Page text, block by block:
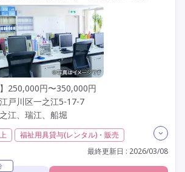
】250,000円〜350,000円
戸川区一之江5-17-7
江、瑞江、船堀
福祉用具貸与(レンタル)・販売
日勤のみ
夜勤なし
社会保険完備
交通費支給
最終更新日 : 2026/03/08